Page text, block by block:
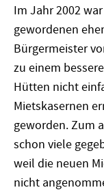
Im Jahr 2002
gewordenen
Bürgermeister
zu einem
Hütten nicht
Mietskasernen
geworden. Zum
schon viele
weil die neuen
nicht